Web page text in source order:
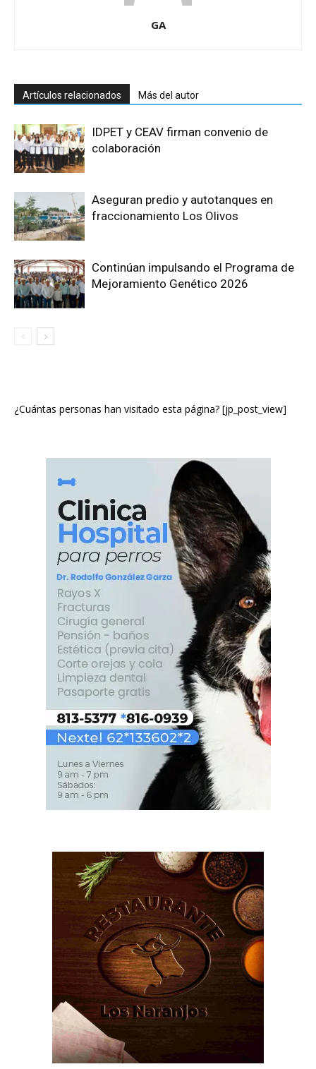
GA
Artículos relacionados Más del autor
IDPET y CEAV firman convenio de
colaboración
Aseguran predio y autotanques en
fraccionamiento Los Olivos
Continúan impulsando el Programa de
Mejoramiento Genético 2026
¿Cuántas personas han visitado esta página? [jp_post_view]